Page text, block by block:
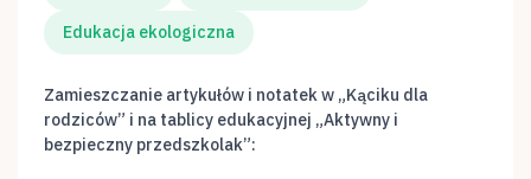
Edukacja ekologiczna
Zamieszczanie artykułów i notatek w „Kąciku dla
rodziców” i na tablicy edukacyjnej „Aktywny i
bezpieczny przedszkolak”: